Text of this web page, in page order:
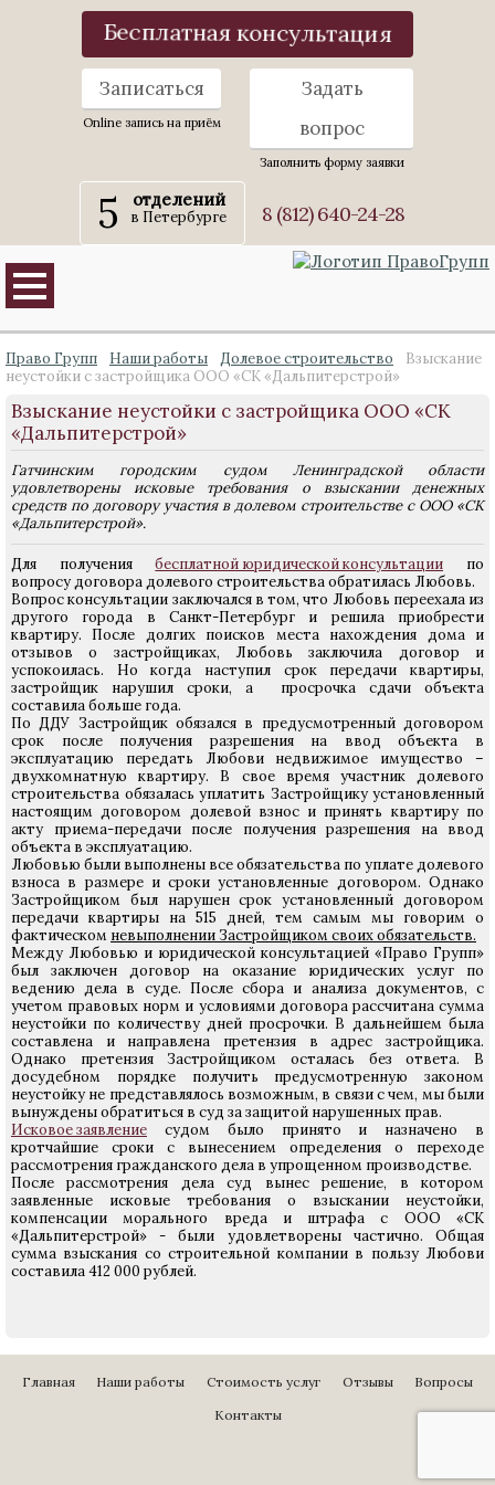
Бесплатная консультация
Записаться
Online запись на приём
Задать
вопрос
Заполнить форму заявки
5 отделений
в Петербурге 8 (812) 640-24-28
Право Групп Наши работы Долевое строительство
Взыскание
неустойки с застройщика ООО «СК «Дальпитерстрой»
Взыскание неустойки с застройщика ООО «СК
«Дальпитерстрой»
Гатчинским городским судом Ленинградской области
удовлетворены исковые требования о взыскании денежных
средств по договору участия в долевом строительстве с ООО «СК
«Дальпитерстрой».
Для получениябесплатной юридической консультации по
вопросу договора долевого строительства обратилась Любовь.
Вопрос консультации заключался в том, что Любовь переехала из
другого города в Санкт-Петербург и решила приобрести
квартиру. После долгих поисков места нахождения дома и
отзывов о застройщиках, Любовь заключила договор и
успокоилась. Но когда наступил срок передачи квартиры,
застройщик нарушил сроки, а просрочка сдачи объекта
составила больше года.
По ДДУ Застройщик обязался в предусмотренный договором
срок после получения разрешения на ввод объекта в
эксплуатацию передать Любови недвижимое имущество –
двухкомнатную квартиру. В свое время участник долевого
строительства обязалась уплатить Застройщику установленный
настоящим договором долевой взнос и принять квартиру по
акту приема-передачи после получения разрешения на ввод
объекта в эксплуатацию.
Любовью были выполнены все обязательства по уплате долевого
взноса в размере и сроки установленные договором. Однако
Застройщиком был нарушен срок установленный договором
передачи квартиры на 515 дней, тем самым мы говорим о
фактическом невыполнении Застройщиком своих обязательств.
Между Любовью и юридической консультацией «Право Групп»
был заключен договор на оказание юридических услуг по
ведению дела в суде. После сбора и анализа документов, с
учетом правовых норм и условиями договора рассчитана сумма
неустойки по количеству дней просрочки. В дальнейшем была
составлена и направлена претензия в адрес застройщика.
Однако претензия Застройщиком осталась без ответа. В
досудебном порядке получить предусмотренную законом
неустойку не представлялось возможным, в связи с чем, мы были
вынуждены обратиться в суд за защитой нарушенных прав.
Исковое заявление судом было принято и назначено в
кротчайшие сроки с вынесением определения о переходе
рассмотрения гражданского дела в упрощенном производстве.
После рассмотрения дела суд вынес решение, в котором
заявленные исковые требования о взыскании неустойки,
компенсации морального вреда и штрафа с ООО «СК
«Дальпитерстрой» - были удовлетворены частично. Общая
сумма взыскания со строительной компании в пользу Любови
составила 412 000 рублей.
Главная Наши работы Стоимость услуг Отзывы
Вопросы
Контакты